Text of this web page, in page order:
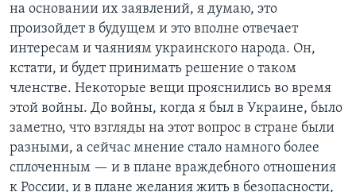
на основании их заявлений, я думаю, это
произойдет в будущем и это вполне отвечает
интересам и чаяниям украинского народа. Он,
кстати, и будет принимать решение о таком
членстве. Некоторые вещи прояснились во время
этой войны. До войны, когда я был в Украине, было
заметно, что взгляды на этот вопрос в стране были
разными, а сейчас мнение стало намного более
сплоченным — и в плане враждебного отношения
к России, и в плане желания жить в безопасности,